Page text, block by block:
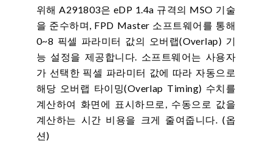
위해 A291803은 eDP 1.4a 규격의 MSO 기술
을 준수하며, FPD Master 소프트웨어를 통해
0~8 픽셀 파라미터 값의 오버랩(Overlap) 기
능 설정을 제공합니다. 소프트웨어는 사용자
가 선택한 픽셀 파라미터 값에 따라 자동으로
해당 오버랩 타이밍(Overlap Timing) 수치를
계산하여 화면에 표시하므로, 수동으로 값을
계산하는 시간 비용을 크게 줄여줍니다. (옵
션)